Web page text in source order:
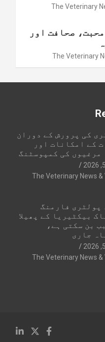
The Veterinary
صحافت اور
The Veterinary
کی پرورش کے دوران
کے امکانات اور
مرغیوں کی کمپوسٹنگ
The Veterinary News &
پولٹری فارمنگ
بیکٹیریا کے پھیلا
بن سکتی ہے،
جاری
The Veterinary News &